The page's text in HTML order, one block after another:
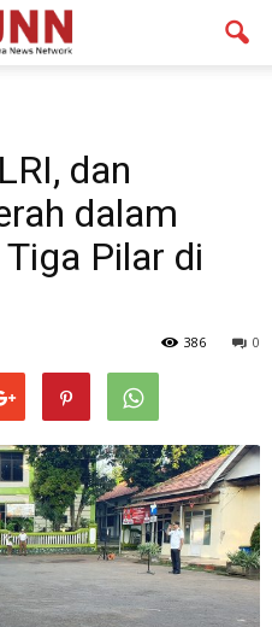
dan
dalam
Pilar di
0
386